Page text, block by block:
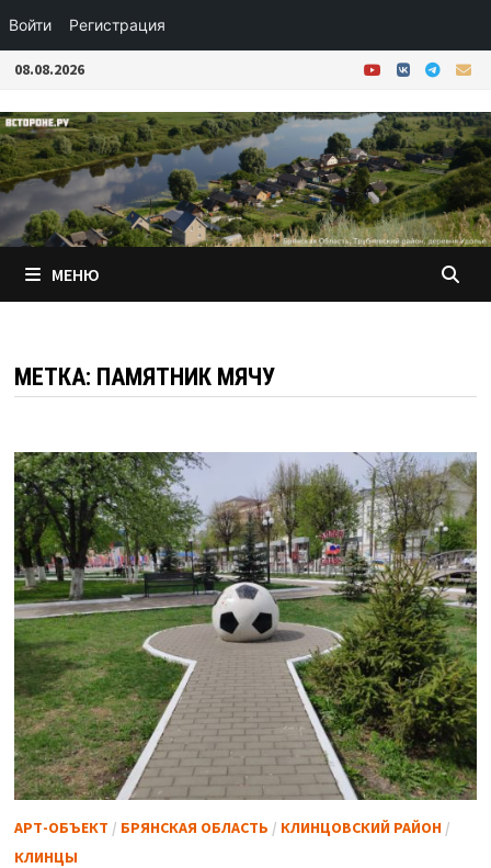
Войти Регистрация
Перейти
содержимому
08.08.2026
МЕНЮ
МЕТКА: ПАМЯТНИК МЯЧУ
АРТ-ОБЪЕКТ / БРЯНСКАЯ ОБЛАСТЬ / КЛИНЦОВСКИЙ РАЙОН/
КЛИНЦЫ